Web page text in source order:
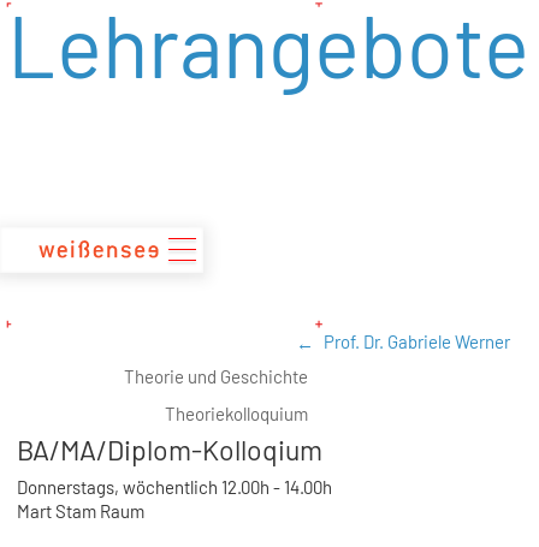
zumLehrangebote
Prof. Dr. Gabriele Werner
Theorie und Geschichte
Theoriekolloquium
BA/MA/Diplom-Kolloqium
Donnerstags, wöchentlich 12.00h - 14.00h
Mart Stam Raum